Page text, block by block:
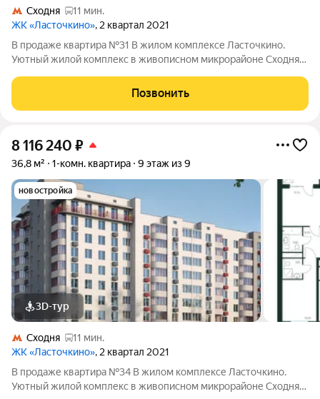
Сходня
11 мин.
ЖК «Ласточкино», 2 квартал 2021
В продаже квартира №31 В жилом комплексе Ласточкино.
Уютный жилой комплекс в живописном микрорайоне Сходня
Проект сочетает в себе гармонию природы и современные
городские удобства, создавая идеальное
Позвонить
8 116 240 ₽
36,8 м² 1-комн. квартира 9 этаж из 9
новостройка
3D-тур
Сходня
11 мин.
ЖК «Ласточкино», 2 квартал 2021
В продаже квартира №34 В жилом комплексе Ласточкино.
Уютный жилой комплекс в живописном микрорайоне Сходня